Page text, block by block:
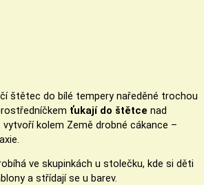
štětec do bílé tempery naředěné trochou
ťukají do štětce nad
kolem Země drobné cákance –
ve skupinkách u stolečku, kde si děti
a střídají se u barev.